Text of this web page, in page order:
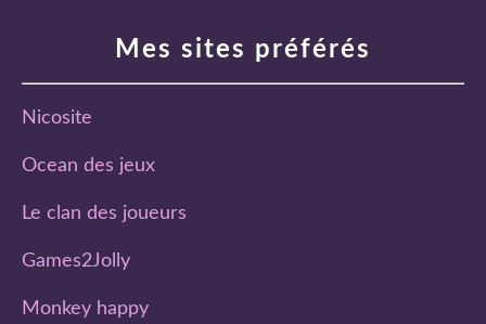
Mes sites préférés
Nicosite
Ocean des jeux
Le clan des joueurs
Games2Jolly
Monkey happy